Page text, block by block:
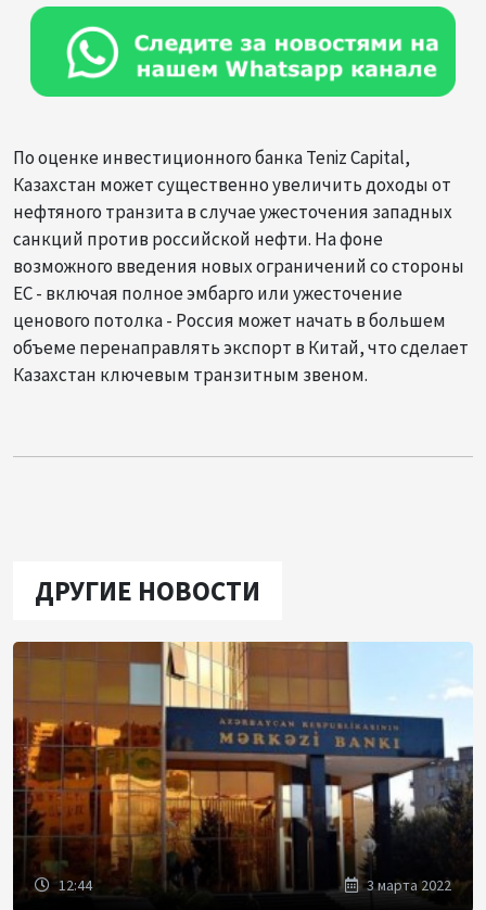
По оценке инвестиционного банка Teniz Capital,
Казахстан может существенно увеличить доходы от
нефтяного транзита в случае ужесточения западных
санкций против российской нефти. На фоне
возможного введения новых ограничений со стороны
ЕС - включая полное эмбарго или ужесточение
ценового потолка - Россия может начать в большем
объеме перенаправлять экспорт в Китай, что сделает
Казахстан ключевым транзитным звеном.
ДРУГИЕ НОВОСТИ
12:44 3 марта 2022